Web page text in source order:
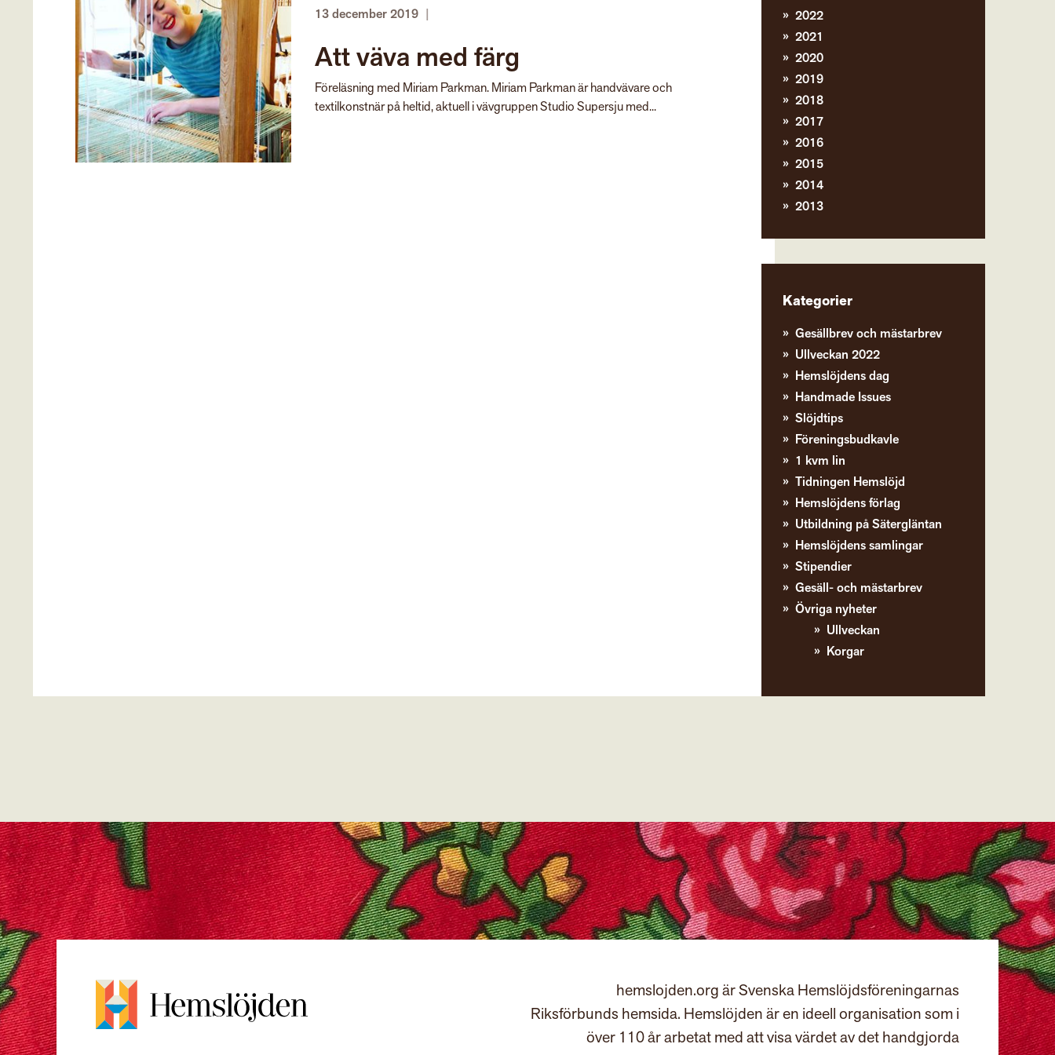
13 december 2019 |
Att väva med färg
Föreläsning med Miriam Parkman. Miriam Parkman är handvävare och
textilkonstnär på heltid, aktuell i vävgruppen Studio Supersju med...
2022
2021
2020
2019
2018
2017
2016
2015
2014
2013
Kategorier
Gesällbrev och mästarbrev
Ullveckan 2022
Hemslöjdens dag
Handmade Issues
Slöjdtips
Föreningsbudkavle
1 kvm lin
Tidningen Hemslöjd
Hemslöjdens förlag
Utbildning på Sätergläntan
Hemslöjdens samlingar
Stipendier
Gesäll- och mästarbrev
Övriga nyheter
Ullveckan
Korgar
hemslojden.org är Svenska Hemslöjdsföreningarnas
Riksförbunds hemsida. Hemslöjden är en ideell organisation som i
över 110 år arbetat med att visa värdet av det handgjorda